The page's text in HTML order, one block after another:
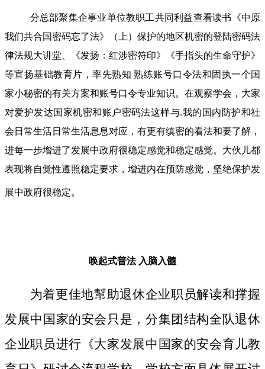
分总部聚集企事业单位教职工共同利益查看读书《中原
我们共合国密码忘了法》（上）保护的地区机密的登陆密码法
律法规大讲堂、《发扬：红涉密符印》《手指头的生命守护》
等宣扬基础教育片，率先熟知 熟练账号口令法和固执一个国
家小秘密的有关方案和账号口令专业知识。在观察学会，大家
对爱护发达国家机密和账户密码法这样与.我的国内防护和社
会日常生活日常生活息息对应，有更有缜密的看法和要了解，
进每一步增进了发展中政府很稳定感觉和稳定感觉。大伙儿都
表现将自觉性遵照稳定要求，增进内在预防感觉，坚绝保护发
展中政府很稳定。
唤起式普法 入脑入髓
为着更佳地幫助退休企业职员解读和撑握
发展中国家的安会只是，分集团结构全队退休
企业职员进行《大家发展中国家的安会育儿教